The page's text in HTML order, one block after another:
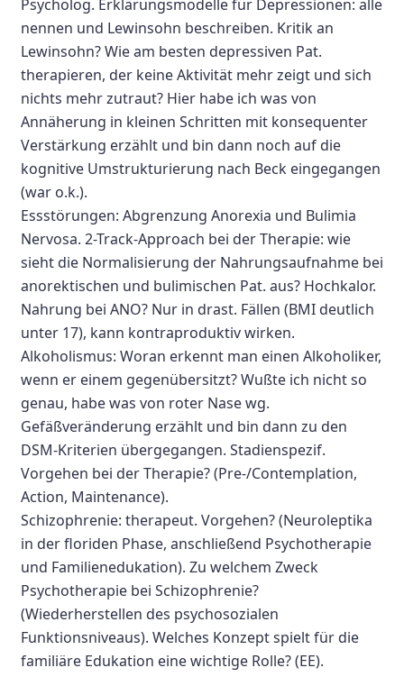
Psycholog. Erklärungsmodelle für Depressionen: alle
nennen und Lewinsohn beschreiben. Kritik an
Lewinsohn? Wie am besten depressiven Pat.
therapieren, der keine Aktivität mehr zeigt und sich
nichts mehr zutraut? Hier habe ich was von
Annäherung in kleinen Schritten mit konsequenter
Verstärkung erzählt und bin dann noch auf die
kognitive Umstrukturierung nach Beck eingegangen
(war o.k.).
Essstörungen: Abgrenzung Anorexia und Bulimia
Nervosa. 2-Track-Approach bei der Therapie: wie
sieht die Normalisierung der Nahrungsaufnahme bei
anorektischen und bulimischen Pat. aus? Hochkalor.
Nahrung bei ANO? Nur in drast. Fällen (BMI deutlich
unter 17), kann kontraproduktiv wirken.
Alkoholismus: Woran erkennt man einen Alkoholiker,
wenn er einem gegenübersitzt? Wußte ich nicht so
genau, habe was von roter Nase wg.
Gefäßveränderung erzählt und bin dann zu den
DSM-Kriterien übergegangen. Stadienspezif.
Vorgehen bei der Therapie? (Pre-/Contemplation,
Action, Maintenance).
Schizophrenie: therapeut. Vorgehen? (Neuroleptika
in der floriden Phase, anschließend Psychotherapie
und Familienedukation). Zu welchem Zweck
Psychotherapie bei Schizophrenie?
(Wiederherstellen des psychosozialen
Funktionsniveaus). Welches Konzept spielt für die
familiäre Edukation eine wichtige Rolle? (EE).